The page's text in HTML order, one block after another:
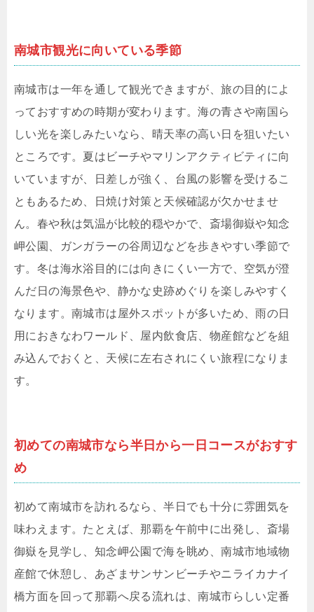
南城市観光に向いている季節
南城市は一年を通して観光できますが、旅の目的によ
っておすすめの時期が変わります。海の青さや南国ら
しい光を楽しみたいなら、晴天率の高い日を狙いたい
ところです。夏はビーチやマリンアクティビティに向
いていますが、日差しが強く、台風の影響を受けるこ
ともあるため、日焼け対策と天候確認が欠かせませ
ん。春や秋は気温が比較的穏やかで、斎場御嶽や知念
岬公園、ガンガラーの谷周辺などを歩きやすい季節で
す。冬は海水浴目的には向きにくい一方で、空気が澄
んだ日の海景色や、静かな史跡めぐりを楽しみやすく
なります。南城市は屋外スポットが多いため、雨の日
用におきなわワールド、屋内飲食店、物産館などを組
み込んでおくと、天候に左右されにくい旅程になりま
す。
初めての南城市なら半日から一日コースがおすす
め
初めて南城市を訪れるなら、半日でも十分に雰囲気を
味わえます。たとえば、那覇を午前中に出発し、斎場
御嶽を見学し、知念岬公園で海を眺め、南城市地域物
産館で休憩し、あざまサンサンビーチやニライカナイ
橋方面を回って那覇へ戻る流れは、南城市らしい定番